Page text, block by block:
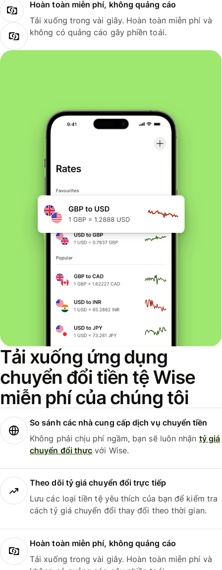
Hoàn toàn miễn phí, không quảng cáo
Tải xuống trong vài giây. Hoàn toàn miễn phí và
không có quảng cáo gây phiền toái.
Tải xuống ứng dụng
chuyển đổi tiền tệ Wise
miễn phí của chúng tôi
So sánh các nhà cung cấp dịch vụ chuyển tiền
Không phải chịu phí ngầm, bạn sẽ luôn nhận tỷ giá
chuyển đổi thực với Wise.
Theo dõi tỷ giá chuyển đổi trực tiếp
Lưu các loại tiền tệ yêu thích của bạn để kiểm tra
cách tỷ giá chuyển đổi thay đổi theo thời gian.
Hoàn toàn miễn phí, không quảng cáo
Tải xuống trong vài giây. Hoàn toàn miễn phí và